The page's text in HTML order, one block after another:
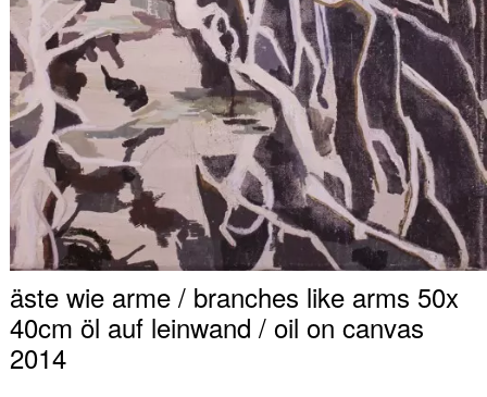
äste wie arme / branches like arms 50x
40cm öl auf leinwand / oil on canvas
2014